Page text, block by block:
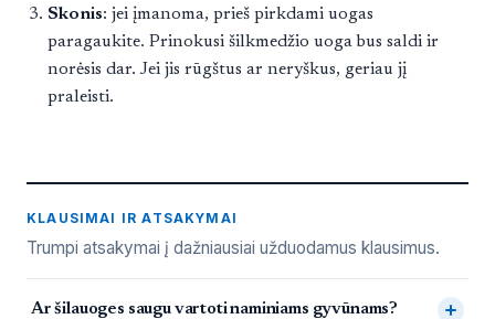
Skonis: jei įmanoma, prieš pirkdami uogas
paragaukite. Prinokusi šilkmedžio uoga bus saldi ir
norėsis dar. Jei jis rūgštus ar neryškus, geriau jį
praleisti.
KLAUSIMAI IR ATSAKYMAI
Trumpi atsakymai į dažniausiai užduodamus klausimus.
Ar šilauoges saugu vartoti naminiams gyvūnams?